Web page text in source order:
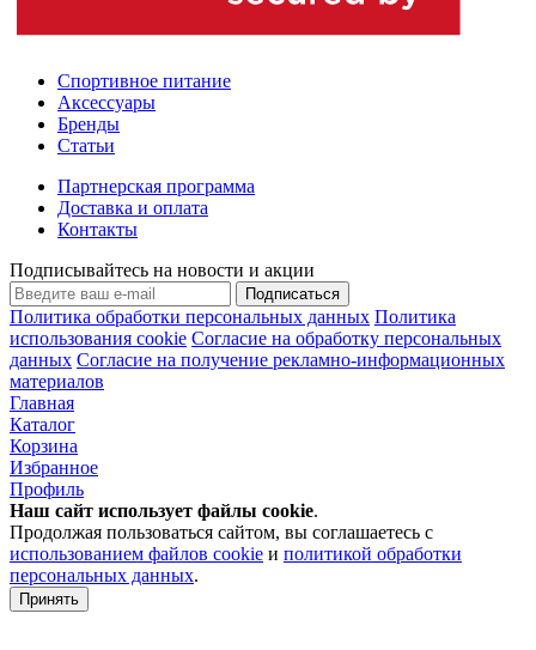
Спортивное питание
Аксессуары
Бренды
Статьи
Партнерская программа
Доставка и оплата
Контакты
Подписывайтесь на новости и акции
Подписаться
Политика обработки персональных данных Политика
использования cookie Согласие на обработку персональных
данных Согласие на получение рекламно-информационных
материалов
Главная
Каталог
Корзина
Избранное
Профиль
Наш сайт использует файлы cookie.
Продолжая пользоваться сайтом, вы соглашаетесь с
использованием файлов cookie и политикой обработки
персональных данных.
Принять